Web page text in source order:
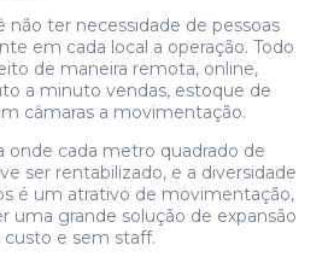
ter necessidade de pessoas
em cada local a operação. Todo
de maneira remota, online,
a minuto vendas, estoque de
câmaras a movimentação.
onde cada metro quadrado de
ser rentabilizado, e a diversidade
é um atrativo de movimentação,
uma grande solução de expansão
e sem staff.